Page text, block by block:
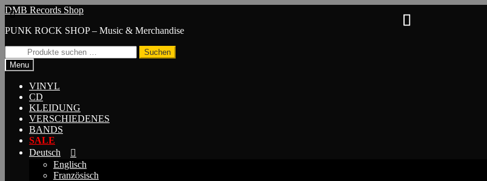
Skip
navigation
Skip
content
DMB Records Shop
PUNK ROCK SHOP – Music & Merchandise
Suchen
nach:
Suchen
Menu
VINYL
CD
KLEIDUNG
VERSCHIEDENES
BANDS
SALE
Deutsch
Englisch
Französisch